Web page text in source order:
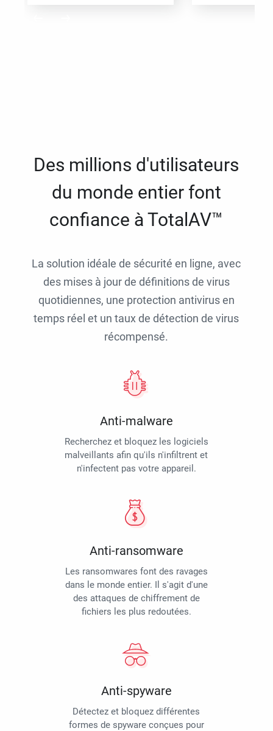
Des millions d'utilisateurs
du monde entier font
confiance à TotalAV™
La solution idéale de sécurité en ligne, avec
des mises à jour de définitions de virus
quotidiennes, une protection antivirus en
temps réel et un taux de détection de virus
récompensé.
Anti-malware
Recherchez et bloquez les logiciels
malveillants afin qu'ils n'infiltrent et
n'infectent pas votre appareil.
Anti-ransomware
Les ransomwares font des ravages
dans le monde entier. Il s'agit d'une
des attaques de chiffrement de
fichiers les plus redoutées.
Anti-spyware
Détectez et bloquez différentes
formes de spyware conçues pour